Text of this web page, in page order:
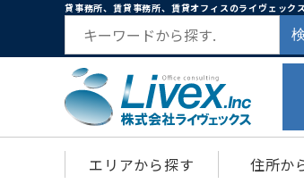
貸事務所、賃貸事務所、賃貸オフィスのライヴェックス
エリアから探す 住所か